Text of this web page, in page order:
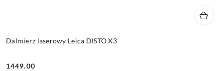
Dalmierz laserowy Leica DISTO X3
1449.00